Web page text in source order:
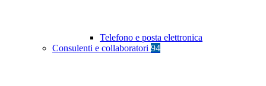
Telefono e posta elettronica
Consulenti e collaboratori 94